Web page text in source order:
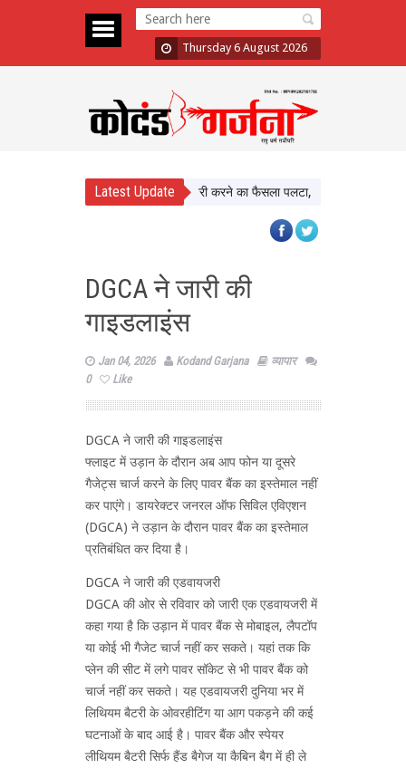
Thursday 6 August 2026
Latest Update
Case: Bombay HC ने बरी करने का फैसला पलटा, दोषी करार
DGCA ने जारी की
गाइडलाइंस
Jan 04, 2026 Kodand Garjana
व्यापार
0
Like
DGCA ने जारी की गाइडलाइंस
फ्लाइट में उड़ान के दौरान अब आप फोन या दूसरे
गैजेट्स चार्ज करने के लिए पावर बैंक का इस्तेमाल नहीं
कर पाएंगे। डायरेक्टर जनरल ऑफ सिविल एविएशन
(DGCA) ने उड़ान के दौरान पावर बैंक का इस्तेमाल
प्रतिबंधित कर दिया है।
DGCA ने जारी की एडवायजरी
DGCA की ओर से रविवार को जारी एक एडवायजरी में
कहा गया है कि उड़ान में पावर बैंक से मोबाइल, लैपटॉप
या कोई भी गैजेट चार्ज नहीं कर सकते। यहां तक कि
प्लेन की सीट में लगे पावर सॉकेट से भी पावर बैंक को
चार्ज नहीं कर सकते। यह एडवायजरी दुनिया भर में
लिथियम बैटरी के ओवरहीटिंग या आग पकड़ने की कई
घटनाओं के बाद आई है। पावर बैंक और स्पेयर
लीथियम बैटरी सिर्फ हैंड बैगेज या कैबिन बैग में ही ले